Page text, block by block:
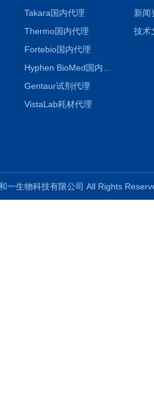
Takara国内代理
Thermo国内代理
Fortebio国内代理
Gentaur试剂代理
VistaLab耗材代理
新闻
技术
一生物科技有限公司 All Rights